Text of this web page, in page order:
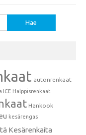
autonrenkaat
ICE Halppisrenkaat
Hankook
kesärengas
Kesärenkaita